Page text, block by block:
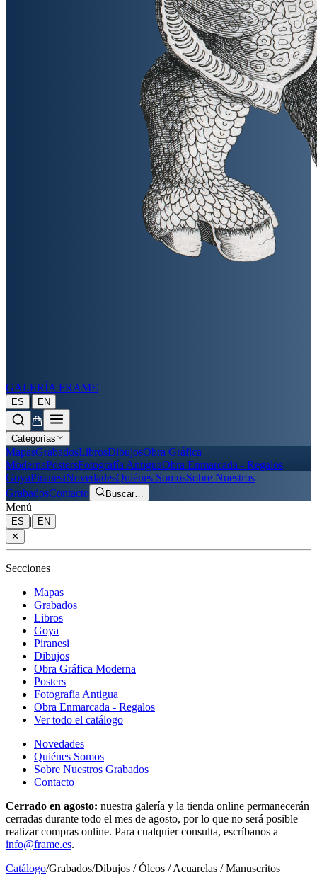
GALERÍA FRAME
ES | EN
Categorías
MapasGrabadosLibrosDibujosObra Gráfica
ModernaPostersFotografía AntiguaObra Enmarcada - Regalos
GoyaPiranesiNovedadesQuiénes SomosSobre Nuestros
GrabadosContacto Buscar…
Menú
ES |
EN
✕
Secciones
Mapas
Grabados
Libros
Goya
Piranesi
Dibujos
Obra Gráfica Moderna
Posters
Fotografía Antigua
Obra Enmarcada - Regalos
Ver todo el catálogo
Novedades
Quiénes Somos
Sobre Nuestros Grabados
Contacto
Cerrado en agosto: nuestra galería y la tienda online permanecerán
cerradas durante todo el mes de agosto, por lo que no será posible
realizar compras online. Para cualquier consulta, escríbanos a
info@frame.es.
Catálogo/Grabados/Dibujos / Óleos / Acuarelas / Manuscritos